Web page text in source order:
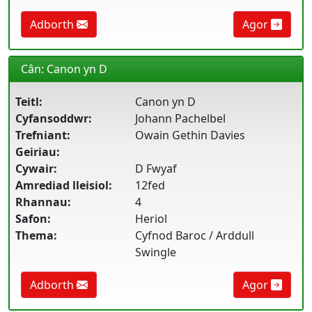
Adborth Agor
Cân: Canon yn D
Teitl:
Canon yn D
Cyfansoddwr:
Johann Pachelbel
Trefniant:
Owain Gethin Davies
Geiriau:
Cywair:
D Fwyaf
Amrediad lleisiol:
12fed
Rhannau:
4
Safon:
Heriol
Thema:
Cyfnod Baroc / Arddull
Swingle
Adborth Agor